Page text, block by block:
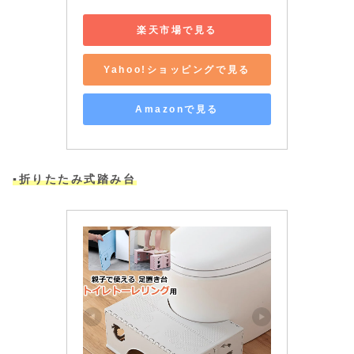
楽天市場で見る
Yahoo!ショッピングで見る
Amazonで見る
▪️折りたたみ式踏み台